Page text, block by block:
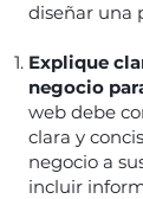
diseñar una
Explique
negocio
web debe
clara y
negocio a
incluir